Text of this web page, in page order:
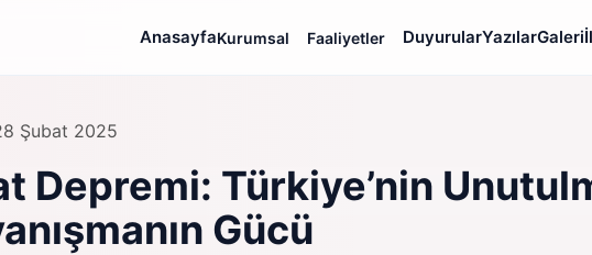
AnasayfaKurumsal Faaliyetler DuyurularYazılarGaleri
Şubat 2025
Depremi: Türkiye’nin
Gücü